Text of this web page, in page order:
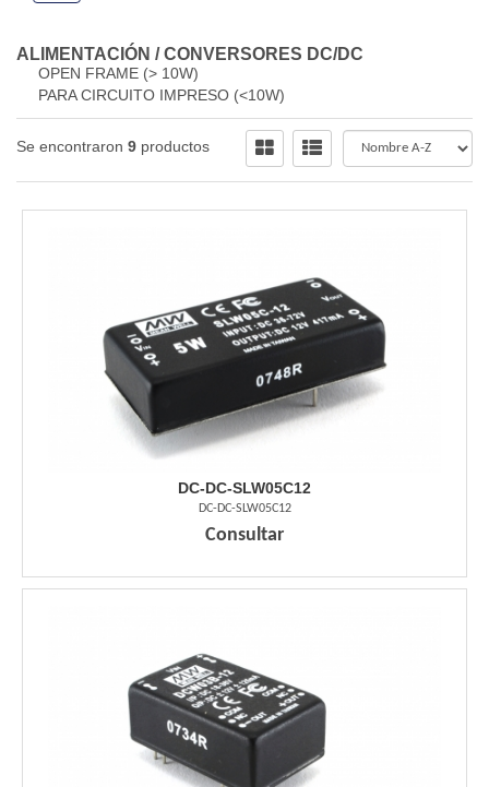
ALIMENTACIÓN /CONVERSORES DC/DC
OPEN FRAME (> 10W)
PARA CIRCUITO IMPRESO (<10W)
Se encontraron 9 productos
DC-DC-SLW05C12
DC-DC-SLW05C12
Consultar